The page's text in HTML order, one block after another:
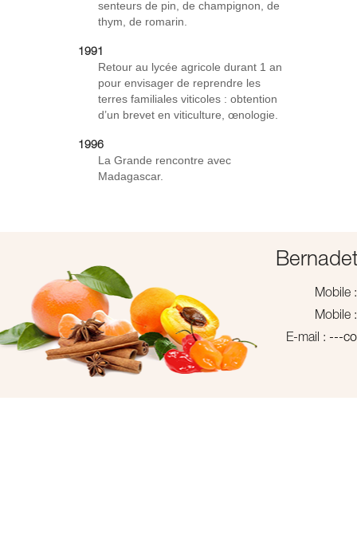
senteurs de pin, de champignon, de
thym, de romarin.
1991
Retour au lycée agricole durant 1 an
pour envisager de reprendre les
terres familiales viticoles : obtention
d’un brevet en viticulture, œnologie.
1996
La Grande rencontre avec
Madagascar.
Mobile
Mobile
E-mail : ---